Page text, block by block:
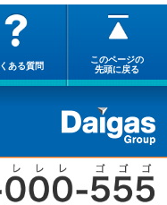
ある質問
このページの
先頭に戻る